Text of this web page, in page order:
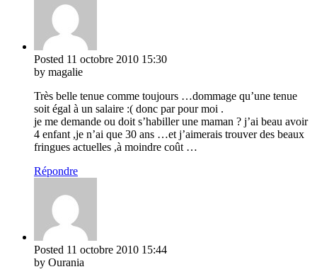
Posted 11 octobre 2010 15:30
by magalie
Très belle tenue comme toujours …dommage qu’une tenue
soit égal à un salaire :( donc par pour moi .
je me demande ou doit s’habiller une maman ? j’ai beau avoir
4 enfant ,je n’ai que 30 ans …et j’aimerais trouver des beaux
fringues actuelles ,à moindre coût …
Répondre
Posted 11 octobre 2010 15:44
by Ourania